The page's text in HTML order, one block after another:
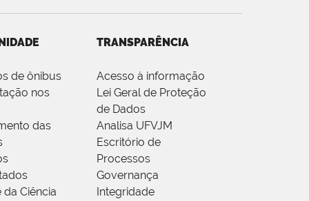
de ônibus
nos
das
da Ciência
TRANSPARÊNCIA
Acesso à informação
Lei Geral de Proteção
de Dados
Analisa UFVJM
Escritório de
Processos
Governança
Integridade